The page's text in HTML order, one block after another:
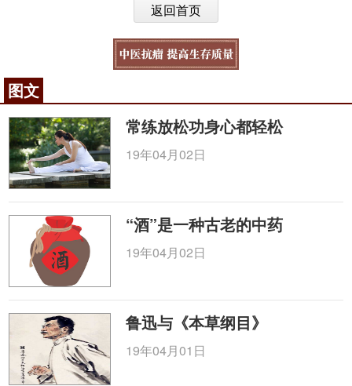
返回首页
图文
常练放松功身心都轻松
19年04月02日
“酒”是一种古老的中药
19年04月02日
鲁迅与《本草纲目》
19年04月01日